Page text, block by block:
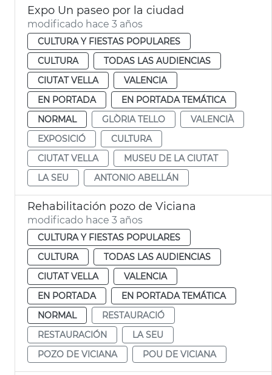
Expo Un paseo por la ciudad
modificado hace 3 años
CULTURA Y FIESTAS POPULARES
CULTURA
TODAS LAS AUDIENCIAS
CIUTAT VELLA
VALENCIA
EN PORTADA
EN PORTADA TEMÁTICA
NORMAL
GLÒRIA TELLO
VALENCIÀ
EXPOSICIÓ
CULTURA
CIUTAT VELLA
MUSEU DE LA CIUTAT
LA SEU
ANTONIO ABELLÁN
Rehabilitación pozo de Viciana
modificado hace 3 años
CULTURA Y FIESTAS POPULARES
CULTURA
TODAS LAS AUDIENCIAS
CIUTAT VELLA
VALENCIA
EN PORTADA
EN PORTADA TEMÁTICA
NORMAL
RESTAURACIÓ
RESTAURACIÓN
LA SEU
POZO DE VICIANA
POU DE VICIANA